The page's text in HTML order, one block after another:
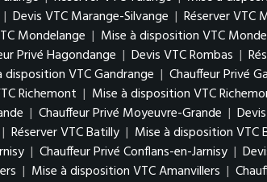
| Devis VTC Marange-Silvange | Réserver VTC
Mondelange | Mise à disposition VTC
Privé Hagondange | Devis VTC Rombas |
disposition VTC Gandrange | Chauffeur Privé
Richemont | Mise à disposition VTC
| Chauffeur Privé Moyeuvre-Grande |
| Réserver VTC Batilly | Mise à disposition VTC
| Chauffeur Privé Conflans-en-Jarnisy |
| Mise à disposition VTC Amanvillers |